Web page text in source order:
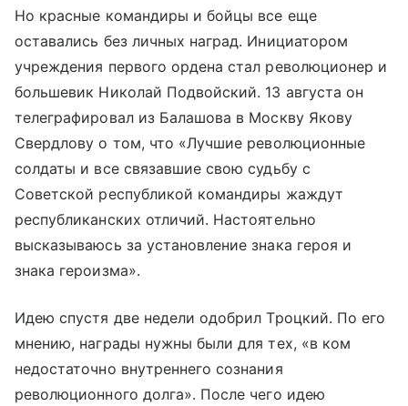
Но красные командиры и бойцы все еще
оставались без личных наград. Инициатором
учреждения первого ордена стал революционер и
большевик Николай Подвойский. 13 августа он
телеграфировал из Балашова в Москву Якову
Свердлову о том, что «Лучшие революционные
солдаты и все связавшие свою судьбу с
Советской республикой командиры жаждут
республиканских отличий. Настоятельно
высказываюсь за установление знака героя и
знака героизма».
Идею спустя две недели одобрил Троцкий. По его
мнению, награды нужны были для тех, «в ком
недостаточно внутреннего сознания
революционного долга». После чего идею